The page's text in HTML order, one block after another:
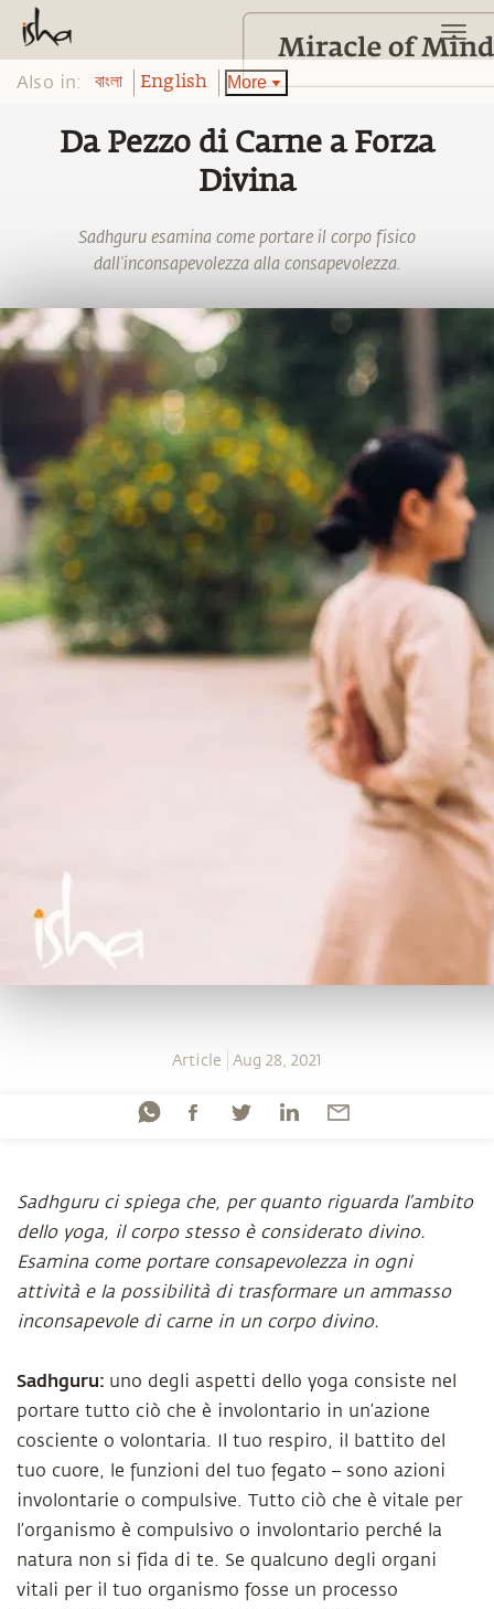
Also in: বাংলা English More
Da Pezzo di Carne a Forza
Divina
Sadhguru esamina come portare il corpo fisico
dall'inconsapevolezza alla consapevolezza.
Article Aug 28, 2021
Sadhguru ci spiega che, per quanto riguarda l’ambito
dello yoga, il corpo stesso è considerato divino.
Esamina come portare consapevolezza in ogni
attività e la possibilità di trasformare un ammasso
inconsapevole di carne in un corpo divino.
Sadhguru: uno degli aspetti dello yoga consiste nel
portare tutto ciò che è involontario in un’azione
cosciente o volontaria. Il tuo respiro, il battito del
tuo cuore, le funzioni del tuo fegato – sono azioni
involontarie o compulsive. Tutto ciò che è vitale per
l’organismo è compulsivo o involontario perché la
natura non si fida di te. Se qualcuno degli organi
vitali per il tuo organismo fosse un processo